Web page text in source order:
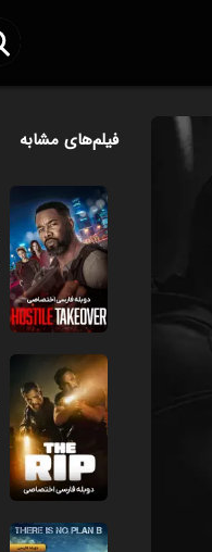
فیلم‌های مشابه